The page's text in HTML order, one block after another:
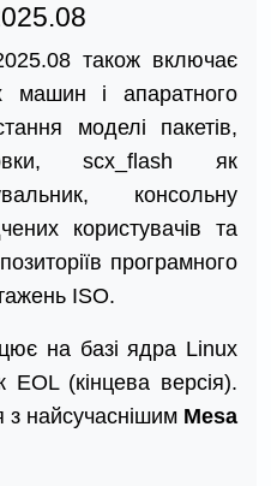
також включає
машин і апаратного
моделі пакетів,
scx_flash як
консольну
користувачів та
програмного
ISO.
на базі ядра Linux
(кінцева версія).
з найсучаснішим Mesa